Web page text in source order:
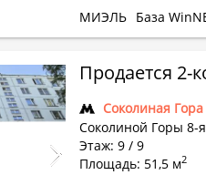
МИЭЛЬ База
Продается 2-
Соколиная
Соколиной Горы 8-
Этаж: 9 / 9
Площадь: 51,5 м2